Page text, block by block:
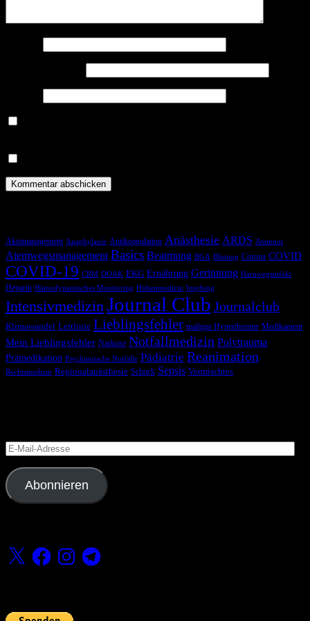
Akutmanagement Anaphylaxie Antikoagulation Anästhesie ARDS Atemnot
Atemwegsmanagement Basics Beatmung BGA Blutung Corona COVID
COVID-19 CRM DOAK EKG Ernährung Gerinnung Harnwegsinfekt
Heparin Hämodynamisches Monitoring Höhenmedizin Impfung
Intensivmedizin Journal Club Journalclub
Klimawandel Leitlinie Lieblingsfehler maligne Hyperthermie Medikament
Mein Lieblingsfehler Narkose Notfallmedizin Polytrauma
Prämedikation Psychiatrische Notfälle Pädiatrie Reanimation
Rechtsmedizin Regionalanästhesie Schock Sepsis Vermischtes
E-
Mail-
Adresse
Abonnieren
X FacebookInstagramTelegram